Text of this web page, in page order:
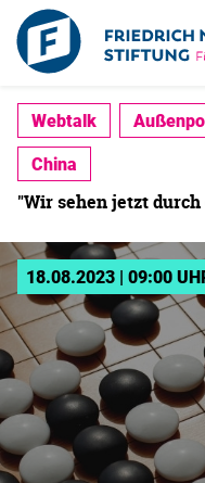
Webtalk
China
"Wir sehen jetzt
18.08.2023 | 09:00